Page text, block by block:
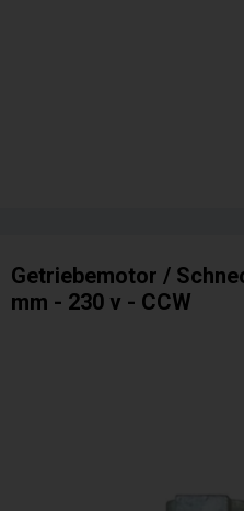
Getriebemotor /
mm - 230 v - CCW